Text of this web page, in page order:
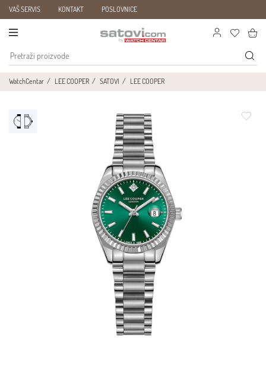
VAŠ SERVIS KONTAKT POSLOVNICE
WatchCentar LEE COOPER SATOVI LEE COOPER